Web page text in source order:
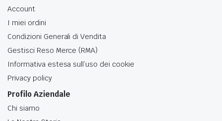
Account
I miei ordini
Condizioni Generali di Vendita
Gestisci Reso Merce (RMA)
Informativa estesa sull’uso dei cookie
Privacy policy
Profilo Aziendale
Chi siamo